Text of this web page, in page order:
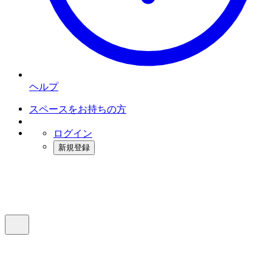
ヘルプ
スペースをお持ちの方
ログイン
新規登録